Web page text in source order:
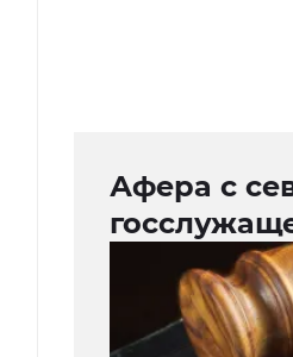
Афера с